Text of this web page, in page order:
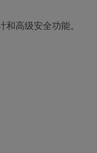
高级安全功能。